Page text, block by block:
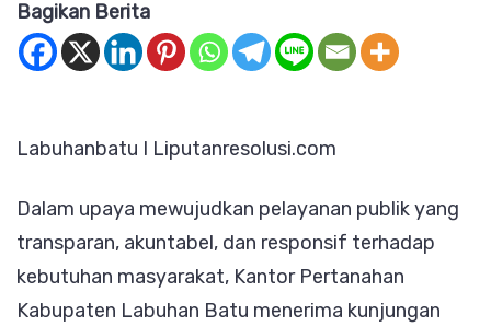
Labuhanbatu
Yang
Transparan
Bagikan Berita
Labuhanbatu I Liputanresolusi.com
Dalam upaya mewujudkan pelayanan publik yang
transparan, akuntabel, dan responsif terhadap
kebutuhan masyarakat, Kantor Pertanahan
Kabupaten Labuhan Batu menerima kunjungan